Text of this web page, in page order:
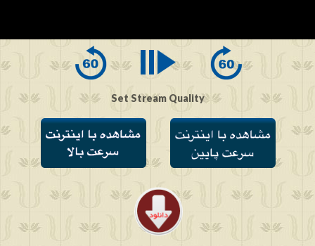
of
Set Stream Quality